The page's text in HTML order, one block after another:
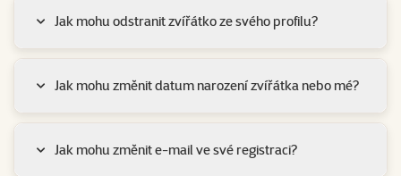
Jak mohu odstranit zvířátko ze svého profilu?
Jak mohu změnit datum narození zvířátka nebo mé?
Jak mohu změnit e-mail ve své registraci?